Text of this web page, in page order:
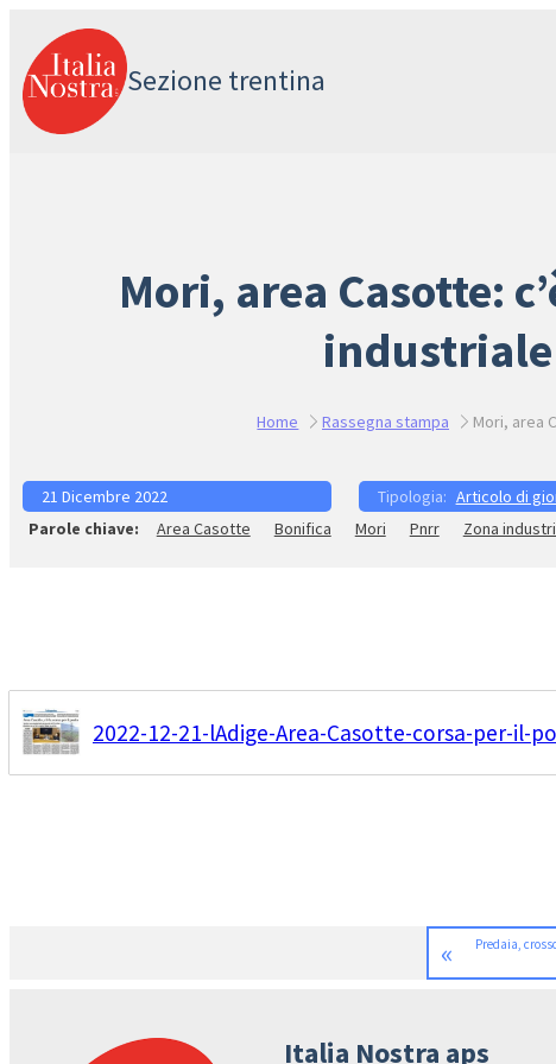
al
contenuto
Sezione trentina
Mori, area Casotte:
Home Rassegna stampa Mori, area
21 Dicembre 2022 Articolo di
Area Casotte
Bonifica Mori Pnrr Zona
2022-12-21-lAdige-Area-Casotte-corsa-per-il-
«
Predaia,
Italia Nostra aps